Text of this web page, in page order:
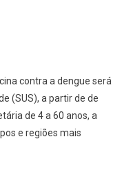
contra a dengue será
(SUS), a partir de de
de 4 a 60 anos, a
e regiões mais